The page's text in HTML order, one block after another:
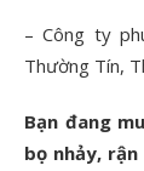
– Công ty
Thường Tín,
Bạn đang
bọ nhảy,